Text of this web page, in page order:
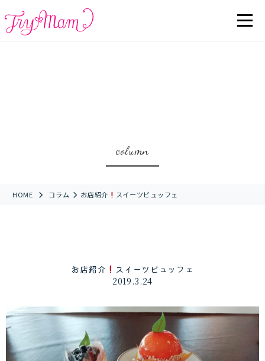
column
HOME コラム お店紹介 スイーツビュッフェ
お店紹介
スイーツビュッフェ
2019.3.24